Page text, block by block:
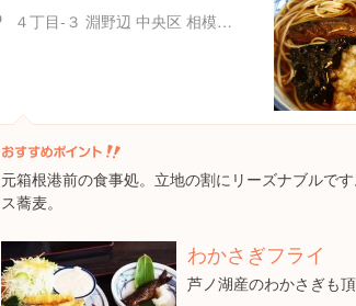
４丁目-３ 淵野辺 中央区 相模原市 神奈川県 日本
元箱根港前の食事処。立地の割にリーズナブルで
ス蕎麦。
わかさぎフライ
芦ノ湖産のわかさぎも頂